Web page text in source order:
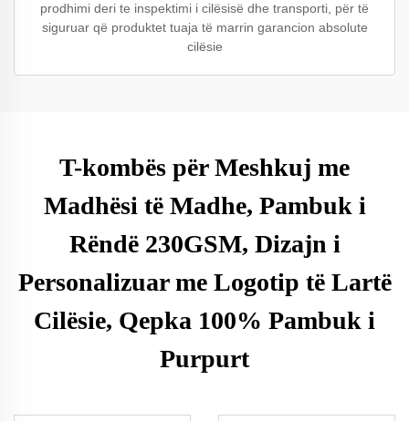
prodhimi deri te inspektimi i cilësisë dhe transporti, për të
siguruar që produktet tuaja të marrin garancion absolute
cilësie
T-kombës për Meshkuj me
Madhësi të Madhe, Pambuk i
Rëndë 230GSM, Dizajn i
Personalizuar me Logotip të Lartë
Cilësie, Qepka 100% Pambuk i
Purpurt